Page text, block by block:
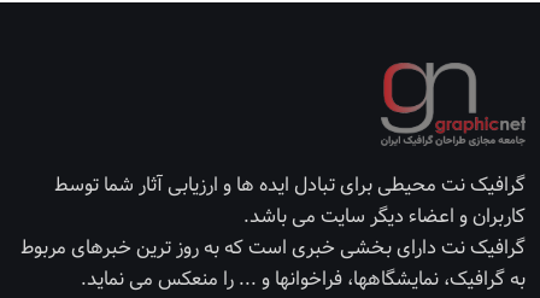
گرافیک نت محیطی برای تبادل ایده ها و ارزیابی آثار شما توسط
کاربران و اعضاء دیگر سایت می باشد.
گرافیک نت دارای بخشی خبری است که به روز ترین خبرهای مربوط
به گرافیک، نمایشگاهها، فراخوانها و ... را منعکس می نماید.